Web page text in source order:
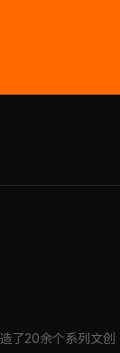
了20余个系列文创